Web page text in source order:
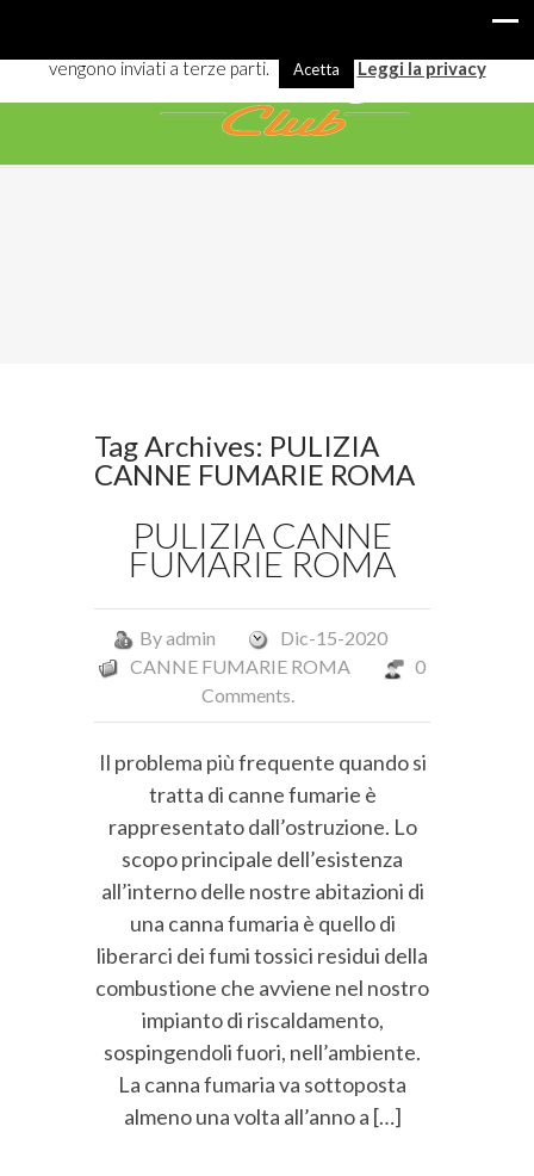
Tag Archives: PULIZIA
CANNE FUMARIE ROMA
PULIZIA CANNE
FUMARIE ROMA
Byadmin
Dic-15-2020
CANNE FUMARIE ROMA
0
Comments.
Il problema più frequente quando si
tratta di canne fumarie è
rappresentato dall’ostruzione. Lo
scopo principale dell’esistenza
all’interno delle nostre abitazioni di
una canna fumaria è quello di
liberarci dei fumi tossici residui della
combustione che avviene nel nostro
impianto di riscaldamento,
sospingendoli fuori, nell’ambiente.
La canna fumaria va sottoposta
almeno una volta all’anno a […]
vengono inviati a terze parti.
Acetta Leggi la privacy